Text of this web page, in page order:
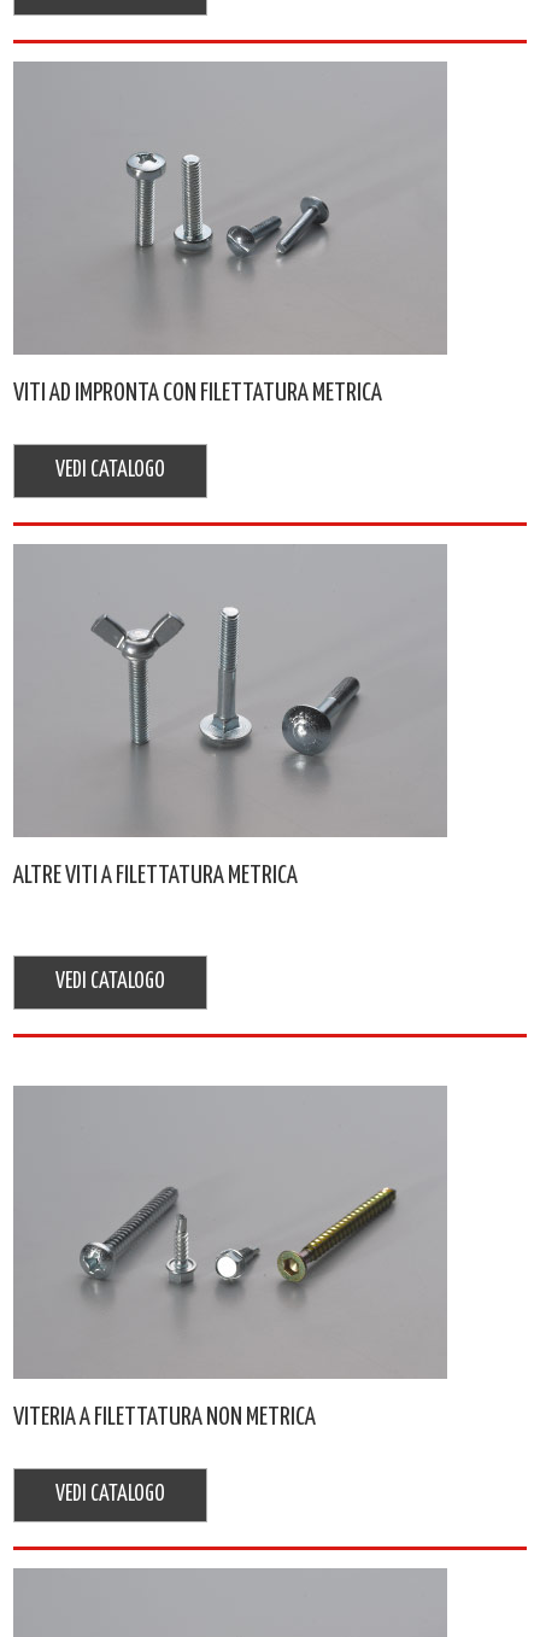
VITI AD IMPRONTA CON FILETTATURA METRICA
VEDI CATALOGO
ALTRE VITI A FILETTATURA METRICA
VEDI CATALOGO
VITERIA A FILETTATURA NON METRICA
VEDI CATALOGO